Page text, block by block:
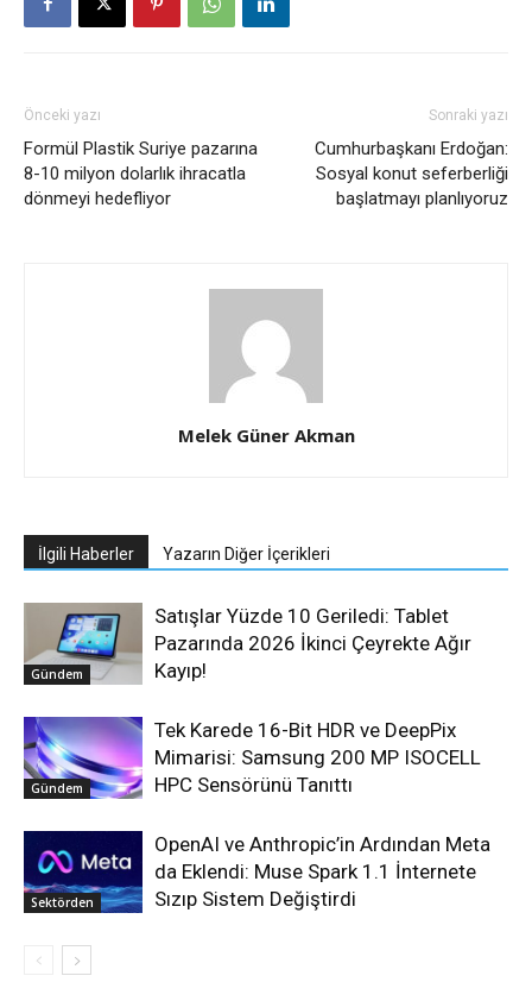
Önceki yazı
Formül Plastik Suriye pazarına
8-10 milyon dolarlık ihracatla
dönmeyi hedefliyor
Sonraki yazı
Cumhurbaşkanı Erdoğan:
Sosyal konut seferberliği
başlatmayı planlıyoruz
Melek Güner Akman
İlgili Haberler Yazarın Diğer İçerikleri
Gündem
Satışlar Yüzde 10 Geriledi: Tablet
Pazarında 2026 İkinci Çeyrekte Ağır
Kayıp!
Gündem
Tek Karede 16-Bit HDR ve DeepPix
Mimarisi: Samsung 200 MP ISOCELL
HPC Sensörünü Tanıttı
Sektörden
OpenAI ve Anthropic’in Ardından Meta
da Eklendi: Muse Spark 1.1 İnternete
Sızıp Sistem Değiştirdi